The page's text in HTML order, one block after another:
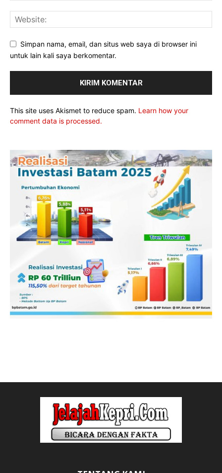
Simpan nama, email, dan situs web saya di browser ini
untuk lain kali saya berkomentar.
This site uses Akismet to reduce spam. Learn how your
comment data is processed.